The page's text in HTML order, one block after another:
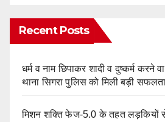
Recent Posts
धर्म व नाम छिपाकर शादी व दुष्कर्म करने
थाना सिगरा पुलिस को मिली बड़ी सफलता
मिशन शक्ति फेज-5.0 के तहत लड़कियों